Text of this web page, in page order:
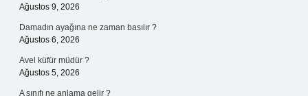
Ağustos 9, 2026
Damadın ayağına ne zaman basılır ?
Ağustos 6, 2026
Avel küfür müdür ?
Ağustos 5, 2026
A sınıfı ne anlama gelir ?